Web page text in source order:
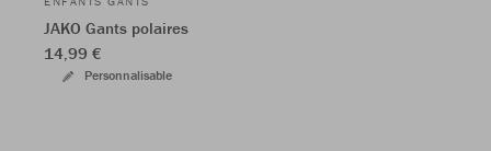
JAKO Gants polaires
14,99 €
Personnalisable